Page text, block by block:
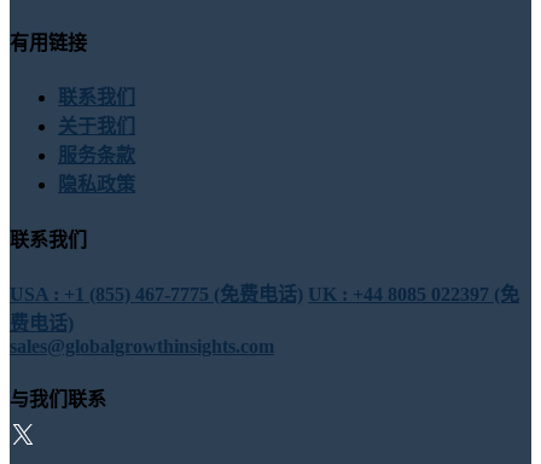
有用链接
联系我们
关于我们
服务条款
隐私政策
联系我们
USA : +1 (855) 467-7775 (免费电话) UK : +44 8085 022397 (免
费电话)
sales@globalgrowthinsights.com
与我们联系